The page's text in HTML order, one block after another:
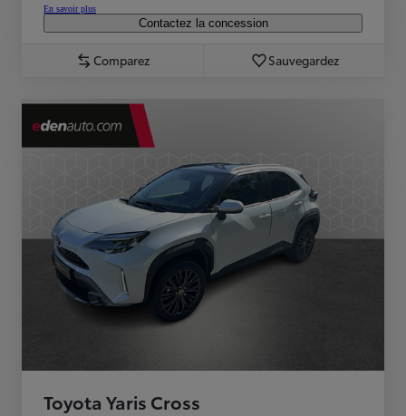
En savoir plus
Contactez la concession
Comparez Sauvegardez
Toyota Yaris Cross